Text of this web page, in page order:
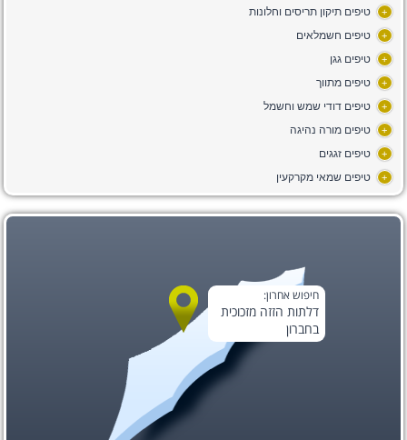
+ טיפים תיקון תריסים וחלונות
+ טיפים חשמלאים
+ טיפים גגן
+ טיפים מתווך
+ טיפים דודי שמש וחשמל
+ טיפים מורה נהיגה
+ טיפים זגגים
+ טיפים שמאי מקרקעין
חיפוש אחרון:
דלתות הזזה מזכוכית
בחברון